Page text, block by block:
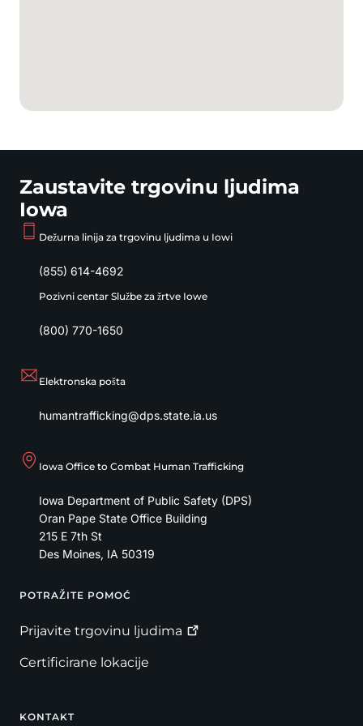
Zaustavite trgovinu ljudima
Iowa
Dežurna linija za trgovinu ljudima u Iowi
(855) 614-4692
Pozivni centar Službe za žrtve Iowe
(800) 770-1650
Elektronska pošta
humantrafficking@dps.state.ia.us
Iowa Office to Combat Human Trafficking
Iowa Department of Public Safety (DPS)
Oran Pape State Office Building
215 E 7th St
Des Moines, IA 50319
Footer
POTRAŽITE POMOĆ
Prijavite trgovinu ljudima
Certificirane lokacije
KONTAKT